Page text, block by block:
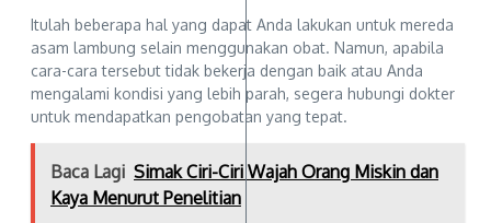
Itulah beberapa hal yang dapat Anda lakukan untuk mereda
asam lambung selain menggunakan obat. Namun, apabila
cara-cara tersebut tidak bekerja dengan baik atau Anda
mengalami kondisi yang lebih parah, segera hubungi dokter
untuk mendapatkan pengobatan yang tepat.
Baca Lagi Simak Ciri-Ciri Wajah Orang Miskin dan
Kaya Menurut Penelitian